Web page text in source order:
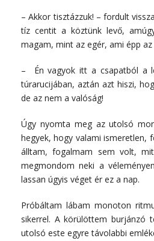
– Akkor tisztázzuk! – fordult
tíz centit a köztünk levő,
magam, mint az egér, ami épp
– Én vagyok itt a csapatból a
túrarucijában, aztán azt hiszi,
de az nem a valóság!
Úgy nyomta meg az utolsó
hegyek, hogy valami ismeretlen,
álltam, fogalmam sem volt,
megmondom neki a
lassan úgyis véget ér ez a nap.
Próbáltam lábam monoton
sikerrel. A körülöttem burjánzó
utolsó este egyre távolabbi